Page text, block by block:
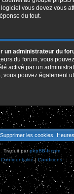
vous devez vous
du tout.
un administrateur du
du forum, vous
activé par un
vous pouvez également
Supprimer les cookies
Traduit parphpBB-fr.com
Confidentialité|Conditions